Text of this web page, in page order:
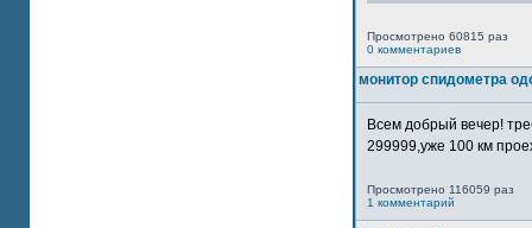
Просмотрено 60815 раз
0 комментариев
монитор спидометра
Всем добрый вечер!
299999,уже 100 км
Просмотрено 116059 раз
1 комментарий